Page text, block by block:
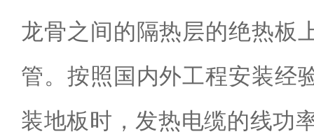
龙骨之间的隔热层的绝热板
管。按照国内外工程安装经
装地板时，发热电缆的线功